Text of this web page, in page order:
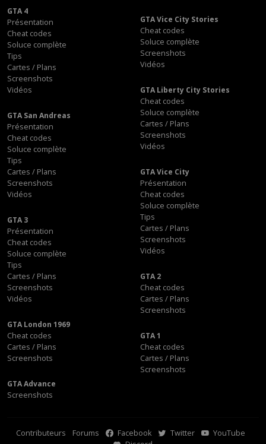
GTA 4
Présentation
Cheat codes
Soluce complète
Tips
Cartes / Plans
Screenshots
Vidéos
GTA Vice City Stories
Cheat codes
Soluce complète
Screenshots
Vidéos
GTA Liberty City Stories
Cheat codes
Soluce complète
Cartes / Plans
Screenshots
Vidéos
GTA San Andreas
Présentation
Cheat codes
Soluce complète
Tips
Cartes / Plans
Screenshots
Vidéos
GTA Vice City
Présentation
Cheat codes
Soluce complète
Tips
Cartes / Plans
Screenshots
Vidéos
GTA 3
Présentation
Cheat codes
Soluce complète
Tips
Cartes / Plans
Screenshots
Vidéos
GTA 2
Cheat codes
Cartes / Plans
Screenshots
GTA London 1969
Cheat codes
Cartes / Plans
Screenshots
GTA 1
Cheat codes
Cartes / Plans
Screenshots
GTA Advance
Screenshots
Contributeurs Forums Facebook Twitter
YouTube